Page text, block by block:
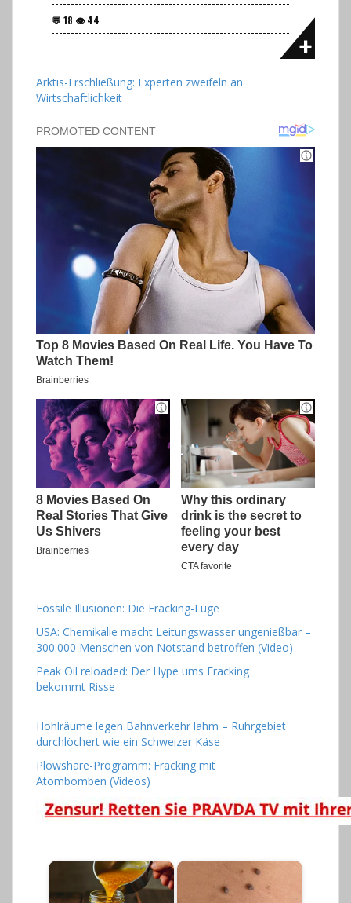
Arktis-Erschließung: Experten zweifeln an
Wirtschaftlichkeit
Fossile Illusionen: Die Fracking-Lüge
USA: Chemikalie macht Leitungswasser ungenießbar –
300.000 Menschen von Notstand betroffen (Video)
Peak Oil reloaded: Der Hype ums Fracking
bekommt Risse
Hohlräume legen Bahnverkehr lahm – Ruhrgebiet
durchlöchert wie ein Schweizer Käse
Plowshare-Programm: Fracking mit
Atombomben (Videos)